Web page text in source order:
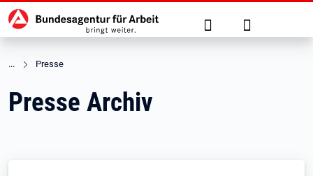
zu den Hauptinhalten springen
Hauptnavigation Suche Anmelden
Presse
Presse Archiv